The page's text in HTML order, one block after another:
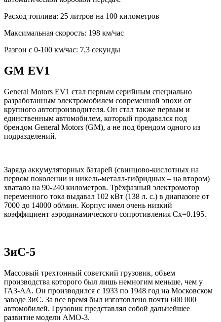
Расход топлива: 25 литров на 100 километров
Максимальная скорость: 198 км/час
Разгон с 0-100 км/час: 7,3 секунды
GM EV1
General Motors EV1 стал первым серийным специально
разработанным электромобилем современной эпохи от
крупного автопроизводителя. Он стал также первым и
единственным автомобилем, который продавался под
брендом General Motors (GM), а не под брендом одного из
подразделений.
Заряда аккумуляторных батарей (свинцово-кислотных на
первом поколении и никель-металл-гибридных – на втором)
хватало на 90-240 километров. Трёхфазный электромотор
переменного тока выдавал 102 кВт (138 л. с.) в диапазоне от
7000 до 14000 об/мин. Корпус имел очень низкий
коэффициент аэродинамического сопротивления Cx=0.195.
ЗиС-5
Массовый трехтонный советский грузовик, объем
производства которого был лишь немногим меньше, чем у
ГАЗ-АА. Он производился с 1933 по 1948 год на Московском
заводе ЗиС. За все время был изготовлено почти 600 000
автомобилей. Грузовик представлял собой дальнейшее
развитие модели АМО-3.